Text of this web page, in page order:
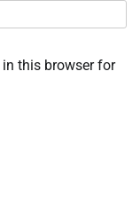
this browser for